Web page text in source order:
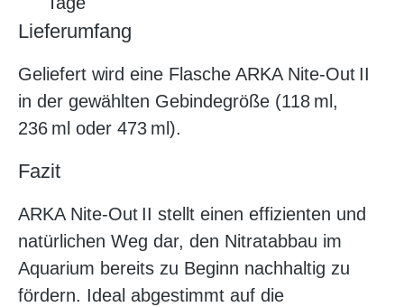
Lieferumfang
Geliefert wird eine Flasche ARKA Nite‑Out II
in der gewählten Gebindegröße (118 ml,
236 ml oder 473 ml).
Fazit
ARKA Nite‑Out II stellt einen effizienten und
natürlichen Weg dar, den Nitratabbau im
Aquarium bereits zu Beginn nachhaltig zu
fördern. Ideal abgestimmt auf die